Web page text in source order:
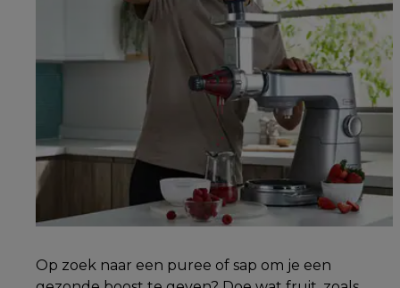
Op zoek naar een puree of sap om je een